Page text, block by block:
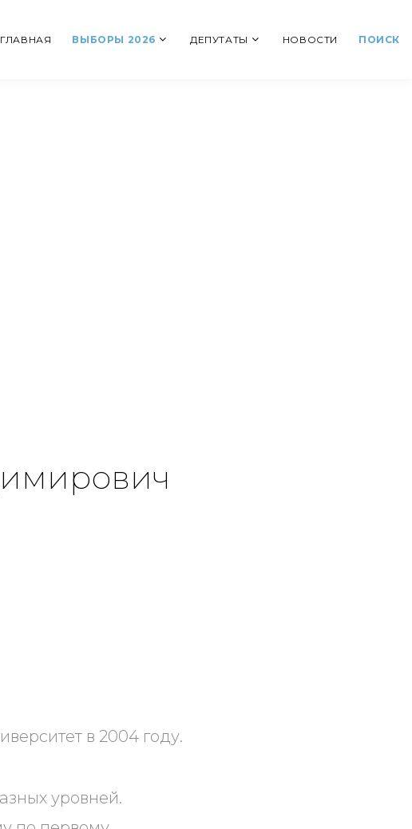
ГЛАВНАЯ ВЫБОРЫ 2026 ДЕПУТАТЫ НОВОСТИ ПОИСК
в 2004 году.
уровней.